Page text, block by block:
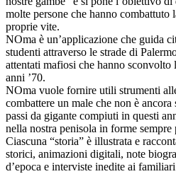
molte persone che hanno combattuto
proprie vite.
NOma è un’applicazione che guida
studenti attraverso le strade di
attentati mafiosi che hanno
anni ’70.
NOma vuole fornire utili strumenti
combattere un male che non è
passi da gigante compiuti in questi
nella nostra penisola in forme sempre
Ciascuna “storia” è illustrata e
storici, animazioni digitali, note
d’epoca e interviste inedite ai